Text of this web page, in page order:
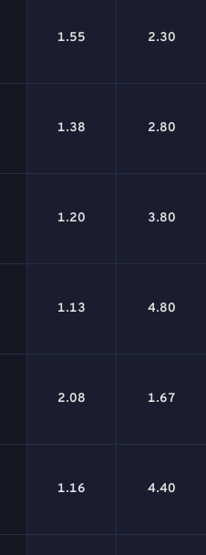
1.55 2.30
1.38 2.80
1.20 3.80
1.13 4.80
2.08 1.67
1.16 4.40